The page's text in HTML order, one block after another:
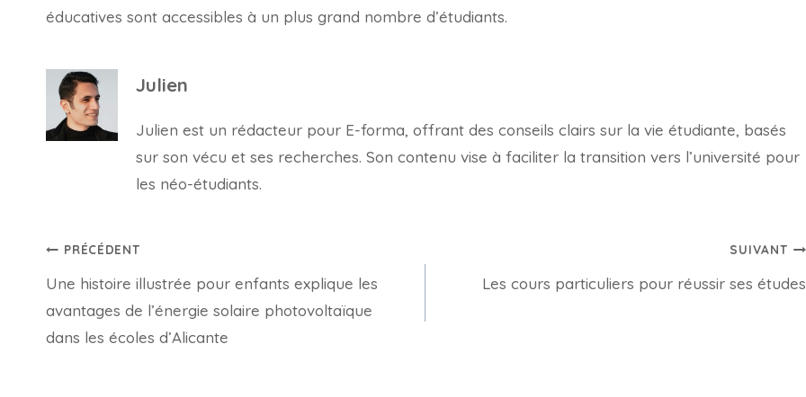
éducatives sont accessibles à un plus grand nombre d’étudiants.
Julien
Julien est un rédacteur pour E-forma, offrant des conseils clairs sur la vie étudiante, basés
sur son vécu et ses recherches. Son contenu vise à faciliter la transition vers l’université pour
les néo-étudiants.
Navigation
de
l’article
PRÉCÉDENT
Une histoire illustrée pour enfants explique les
avantages de l’énergie solaire photovoltaïque
dans les écoles d’Alicante
SUIVANT
Les cours particuliers pour réussir ses études